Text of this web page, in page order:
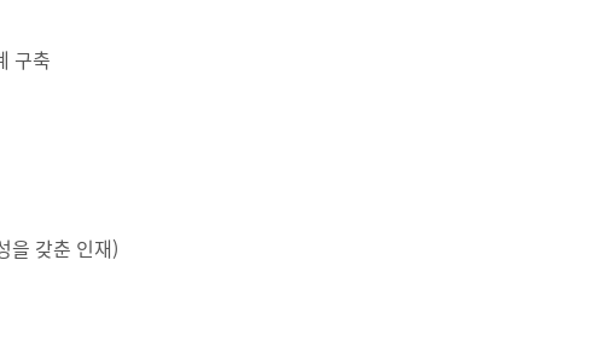
구축
을 갖춘 인재)